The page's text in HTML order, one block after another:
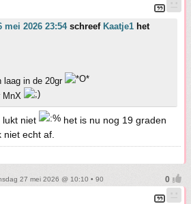
mei 2026 23:54schreef Kaatje1 het
laag in de 20gr
MnX
lukt niet
het is nu nog 19 graden
echt af.
27 mei 2026 @ 10:10 • 90